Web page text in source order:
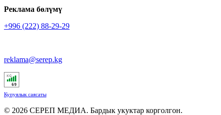
Реклама бөлүмү
+996 (222) 88-29-29
reklama@serep.kg
Купуялык саясаты
© 2026 СЕРЕП МЕДИА. Бардык укуктар корголгон.